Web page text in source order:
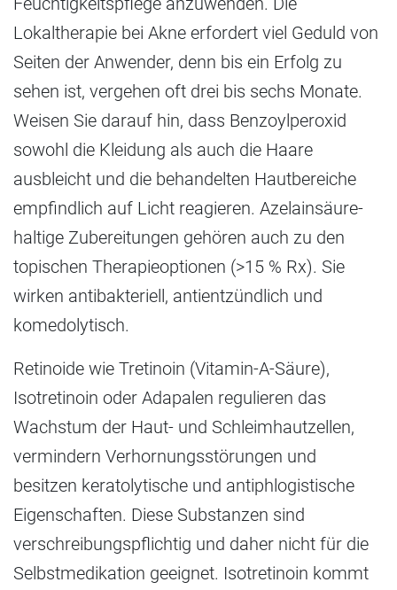
Lokaltherapie bei Akne erfordert viel Geduld von
Seiten der Anwender, denn bis ein Erfolg zu
sehen ist, vergehen oft drei bis sechs Monate.
Weisen Sie darauf hin, dass Benzoylperoxid
sowohl die Kleidung als auch die Haare
ausbleicht und die behandelten Hautbereiche
empfindlich auf Licht reagieren. Azelainsäure-
haltige Zubereitungen gehören auch zu den
topischen Therapieoptionen (>15 % Rx). Sie
wirken antibakteriell, antientzündlich und
komedolytisch.
Retinoide wie Tretinoin (Vitamin-A-Säure),
Isotretinoin oder Adapalen regulieren das
Wachstum der Haut- und Schleimhautzellen,
vermindern Verhornungsstörungen und
besitzen keratolytische und antiphlogistische
Eigenschaften. Diese Substanzen sind
verschreibungspflichtig und daher nicht für die
Selbstmedikation geeignet. Isotretinoin kommt